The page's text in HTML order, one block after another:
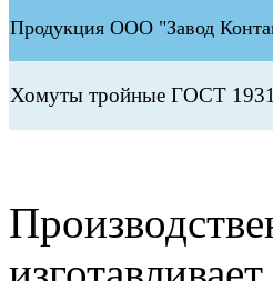
Продукция ООО "Завод
Хомуты тройные ГОСТ